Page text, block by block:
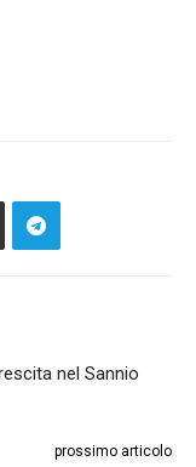
nel Sannio
prossimo articolo